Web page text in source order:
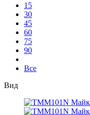
15
30
45
60
75
90
Все
Вид